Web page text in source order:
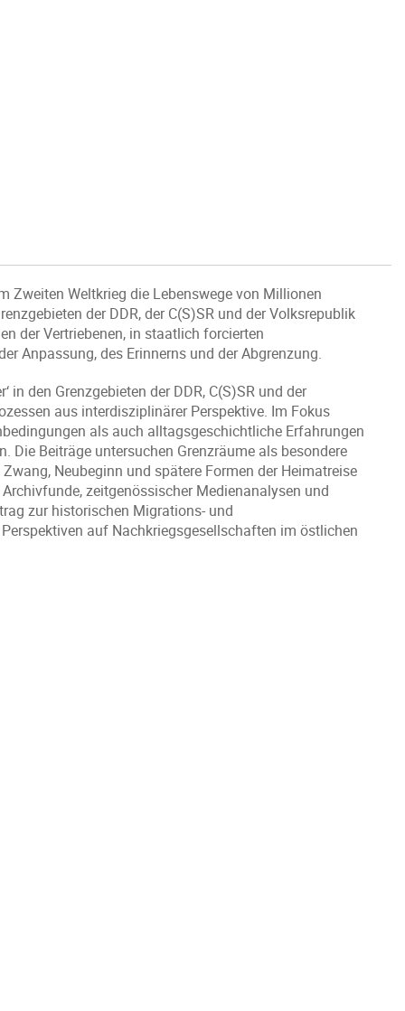
Zweiten Weltkrieg die Lebenswege von Millionen
der DDR, der C(S)SR und der Volksrepublik
der Vertriebenen, in staatlich forcierten
Anpassung, des Erinnerns und der Abgrenzung.
in den Grenzgebieten der DDR, C(S)SR und der
aus interdisziplinärer Perspektive. Im Fokus
als auch alltagsgeschichtliche Erfahrungen
Die Beiträge untersuchen Grenzräume als besondere
Neubeginn und spätere Formen der Heimatreise
zeitgenössischer Medienanalysen und
zur historischen Migrations- und
auf Nachkriegsgesellschaften im östlichen